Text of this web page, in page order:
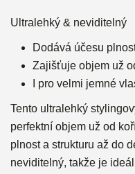
Ultralehký & neviditelný
Dodává účesu
Zajišťuje objem už
I pro velmi jemné
Tento ultralehký
perfektní objem už od
plnost a strukturu až do
neviditelný, takže je